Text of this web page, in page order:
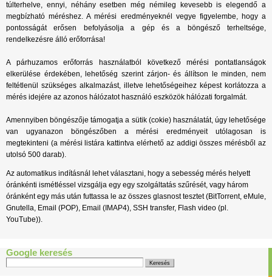
túlterhelve, ennyi, néhány esetben még némileg kevesebb is elegendő a
megbízható méréshez. A mérési eredményeknél vegye figyelembe, hogy a
pontosságát erősen befolyásolja a gép és a böngésző terheltsége,
rendelkezésre álló erőforrása!
A párhuzamos erőforrás használatból következő mérési pontatlanságok
elkerülése érdekében, lehetőség szerint zárjon- és állítson le minden, nem
feltétlenül szükséges alkalmazást, illetve lehetőségeihez képest korlátozza a
mérés idejére az azonos hálózatot használó eszközök hálózati forgalmát.
Amennyiben böngészője támogatja a sütik (cokie) használatát, úgy lehetősége
van ugyanazon böngészőben a mérési eredményeit utólagosan is
megtekinteni (a mérési listára kattintva elérhető az addigi összes mérésből az
utolsó 500 darab).
Az automatikus indításnál lehet választani, hogy a sebesség mérés helyett
óránkénti ismétléssel vizsgálja egy egy szolgáltatás szűrését, vagy három
óránként egy más után futtassa le az összes glasnost tesztet (BitTorrent, eMule,
Gnutella, Email (POP), Email (IMAP4), SSH transfer, Flash video (pl.
YouTube)).
Google keresés